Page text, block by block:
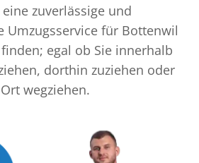
zuverlässige und
Umzugsservice für Bottenwil
egal ob Sie innerhalb
dorthin zuziehen oder
wegziehen.